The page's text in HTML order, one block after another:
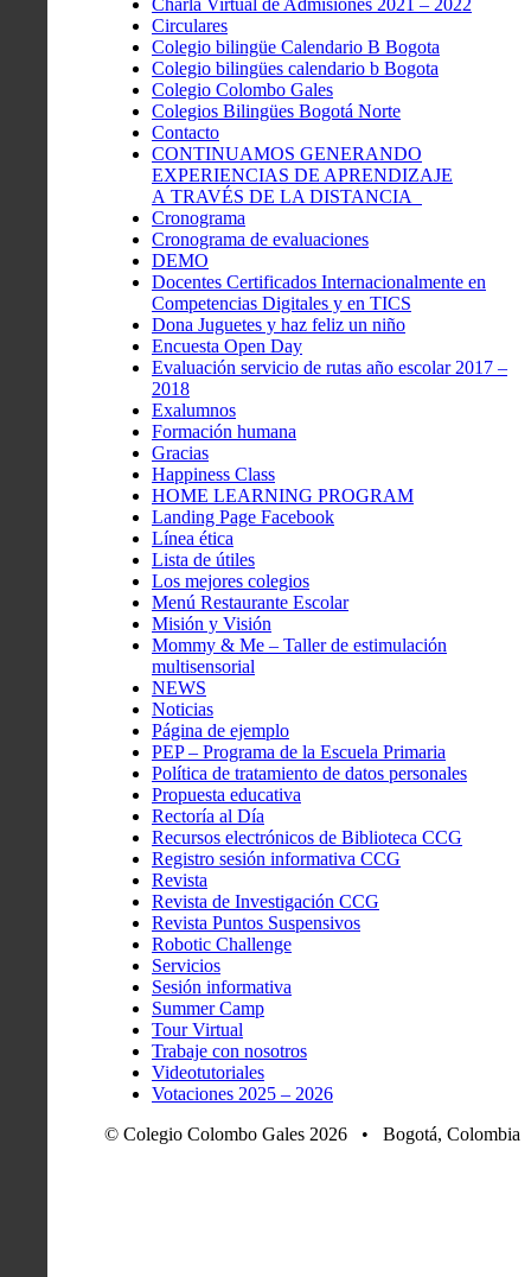
Circulares
Colegio bilingüe Calendario B Bogota
Colegio bilingües calendario b Bogota
Colegio Colombo Gales
Colegios Bilingües Bogotá Norte
Contacto
CONTINUAMOS GENERANDO
EXPERIENCIAS DE APRENDIZAJE
A TRAVÉS DE LA DISTANCIA
Cronograma
Cronograma de evaluaciones
DEMO
Docentes Certificados Internacionalmente en
Competencias Digitales y en TICS
Dona Juguetes y haz feliz un niño
Encuesta Open Day
Evaluación servicio de rutas año escolar 2017 –
2018
Exalumnos
Formación humana
Gracias
Happiness Class
HOME LEARNING PROGRAM
Landing Page Facebook
Línea ética
Lista de útiles
Los mejores colegios
Menú Restaurante Escolar
Misión y Visión
Mommy & Me – Taller de estimulación
multisensorial
NEWS
Noticias
Página de ejemplo
PEP – Programa de la Escuela Primaria
Política de tratamiento de datos personales
Propuesta educativa
Rectoría al Día
Recursos electrónicos de Biblioteca CCG
Registro sesión informativa CCG
Revista
Revista de Investigación CCG
Revista Puntos Suspensivos
Robotic Challenge
Servicios
Sesión informativa
Summer Camp
Tour Virtual
Trabaje con nosotros
Videotutoriales
Votaciones 2025 – 2026
© Colegio Colombo Gales 2026 • Bogotá, Colombia